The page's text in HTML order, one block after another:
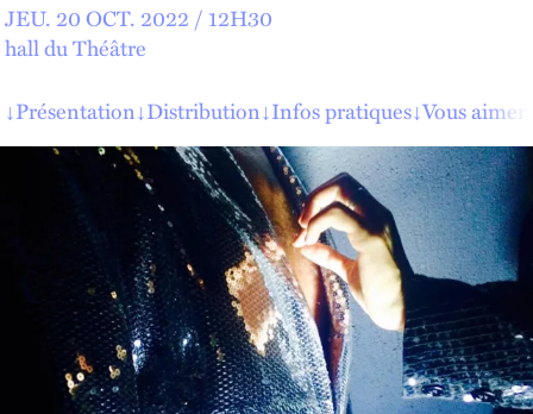
JEU. 20OCT. 2022 /12H30
hall du Théâtre
↓Présentation↓Distribution↓Infos pratiques↓Vous